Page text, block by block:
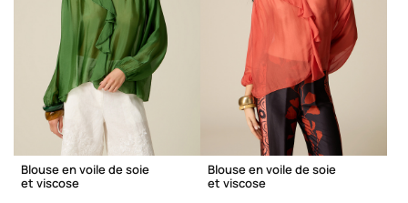
Blouse en voile de soie
et viscose
Blouse en voile de soie
et viscose